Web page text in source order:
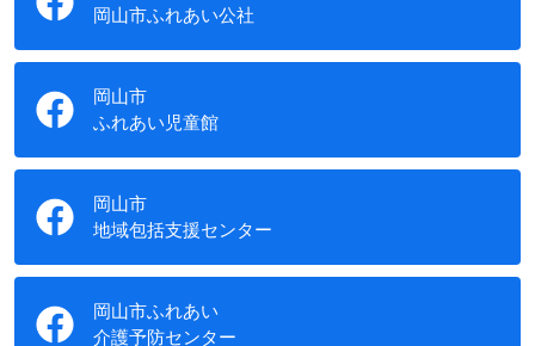
岡山市ふれあい公社
岡山市
ふれあい児童館
岡山市
地域包括支援センター
岡山市ふれあい
介護予防センター